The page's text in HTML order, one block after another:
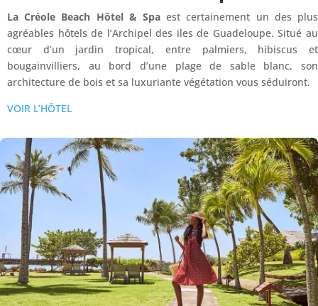
La Créole Beach Hôtel & Spa est certainement un des plus
agréables hôtels de l’Archipel des iles de Guadeloupe. Situé au
cœur d’un jardin tropical, entre palmiers, hibiscus et
bougainvilliers, au bord d’une plage de sable blanc, son
architecture de bois et sa luxuriante végétation vous séduiront.
VOIR L’HÔTEL